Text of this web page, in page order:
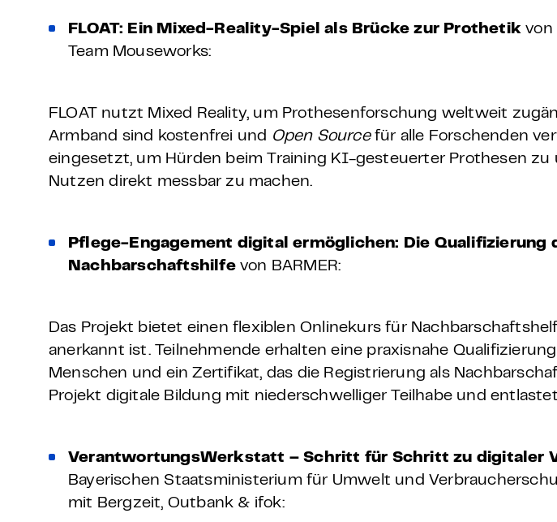
FLOAT: Ein Mixed-Reality-Spiel als Brücke zur Prothetik von
Team Mouseworks:
FLOAT nutzt Mixed Reality, um Prothesenforschung weltweit
Armband sind kostenfrei und
Open Sourcefür alle Forschenden
eingesetzt, um Hürden beim Training KI-gesteuerter Prothesen
Nutzen direkt messbar zu machen.
Pflege-Engagement digital ermöglichen: Die Qualifizierung
Nachbarschaftshilfevon BARMER:
Das Projekt bietet einen flexiblen Onlinekurs für
anerkannt ist. Teilnehmende erhalten eine praxisnahe
Menschen und ein Zertifikat, das die Registrierung als
Projekt digitale Bildung mit niederschwelliger Teilhabe und
VerantwortungsWerkstatt – Schritt für Schritt zu digitaler
Bayerischen Staatsministerium für Umwelt und
mit Bergzeit, Outbank & ifok: